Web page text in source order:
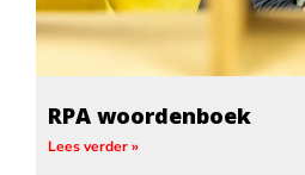
RPA woordenboek
Lees verder »